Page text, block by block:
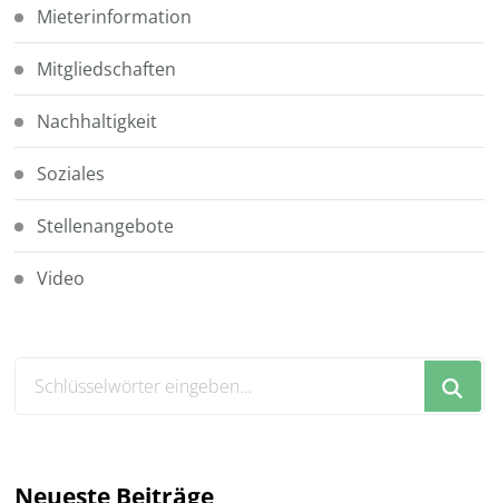
Mieterinformation
Mitgliedschaften
Nachhaltigkeit
Soziales
Stellenangebote
Video
Neueste Beiträge